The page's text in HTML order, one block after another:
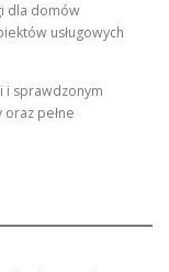
dla domów
usługowych
i sprawdzonym
pełne